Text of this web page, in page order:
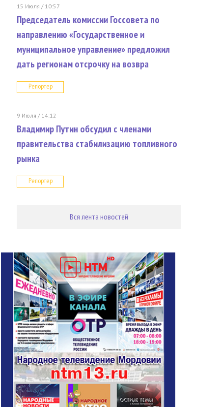
15 Июля / 10:57
Председатель комиссии Госсовета по
направлению «Государственное и
муниципальное управление» предложил
дать регионам отсрочку на возвра
Репортер
9 Июля / 14:12
Владимир Путин обсудил с членами
правительства стабилизацию топливного
рынка
Репортер
Вся лента новостей